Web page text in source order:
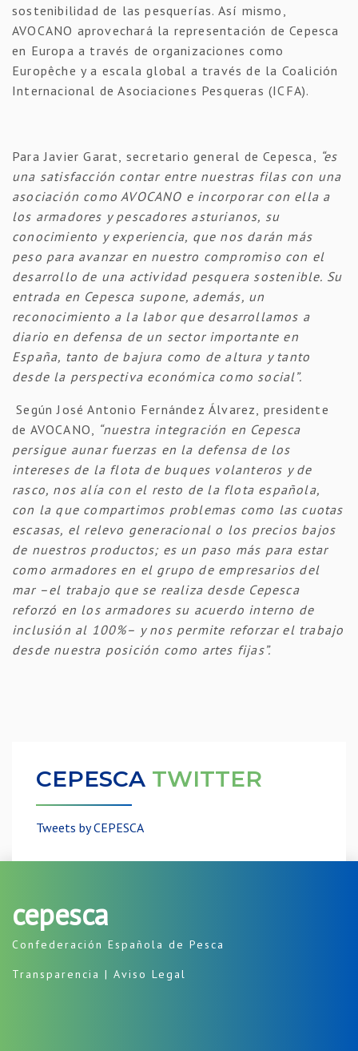
sostenibilidad de las pesquerías. Así mismo,
AVOCANO aprovechará la representación de Cepesca
en Europa a través de organizaciones como
Europêche y a escala global a través de la Coalición
Internacional de Asociaciones Pesqueras (ICFA).
Para Javier Garat, secretario general de Cepesca, “es
una satisfacción contar entre nuestras filas con una
asociación como AVOCANO e incorporar con ella a
los armadores y pescadores asturianos, su
conocimiento y experiencia, que nos darán más
peso para avanzar en nuestro compromiso con el
desarrollo de una actividad pesquera sostenible. Su
entrada en Cepesca supone, además, un
reconocimiento a la labor que desarrollamos a
diario en defensa de un sector importante en
España, tanto de bajura como de altura y tanto
desde la perspectiva económica como social”.
Según José Antonio Fernández Álvarez, presidente
de AVOCANO, “nuestra integración en Cepesca
persigue aunar fuerzas en la defensa de los
intereses de la flota de buques volanteros y de
rasco, nos alía con el resto de la flota española,
con la que compartimos problemas como las cuotas
escasas, el relevo generacional o los precios bajos
de nuestros productos; es un paso más para estar
como armadores en el grupo de empresarios del
mar –el trabajo que se realiza desde Cepesca
reforzó en los armadores su acuerdo interno de
inclusión al 100%– y nos permite reforzar el trabajo
desde nuestra posición como artes fijas”.
CEPESCA TWITTER
Tweets by CEPESCA
cepesca
Confederación Española de Pesca
Transparencia | Aviso Legal